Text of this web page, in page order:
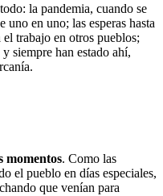
la pandemia, cuando se
en uno; las esperas hasta
trabajo en otros pueblos;
siempre han estado ahí,
momentos. Como las
el pueblo en días especiales,
que venían para